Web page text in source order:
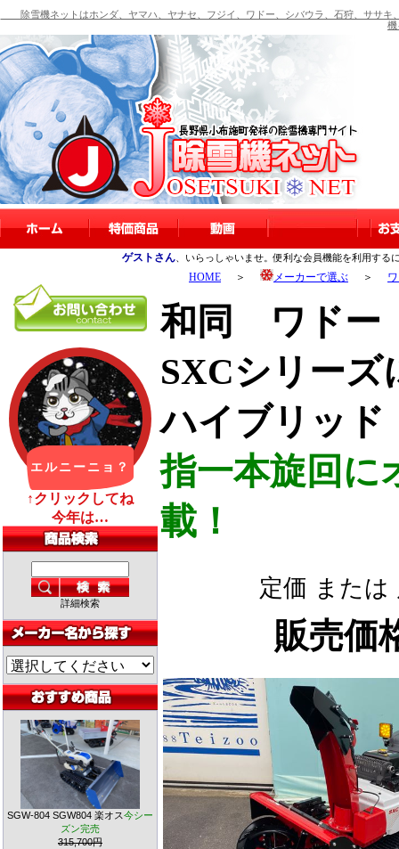
除雪機ネットはホンダ、ヤマハ、ヤナセ、フジイ、ワドー、シバウラ、石狩、ササキ
機
ゲストさん 、いらっしゃいませ。便利な会員機能を利用する
詳細検索
SGW-804 SGW804 楽オス今シー
ズン完売
315,700円
HOME ＞ メーカーで選ぶ ＞
和同 ワドー
SXCシリーズ
ハイブリッド
指一本旋回に
載！
定価 または
販売